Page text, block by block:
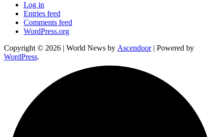
Log in
Entries feed
Comments feed
WordPress.org
Copyright © 2026 | World News by Ascendoor| Powered by
WordPress.